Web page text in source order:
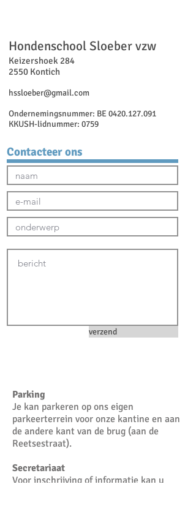
Hondenschool Sloeber vzw
Keizershoek 284
2550 Kontich
hssloeber@gmail.com
Ondernemingsnummer: BE 0420.127.091
KKUSH-lidnummer: 0759
Contacteer ons
verzend
Parking
Je kan parkeren op ons eigen
parkeerterrein voor onze kantine en aan
de andere kant van de brug (aan de
Reetsestraat).
Secretariaat
Voor inschrijving of informatie kan u